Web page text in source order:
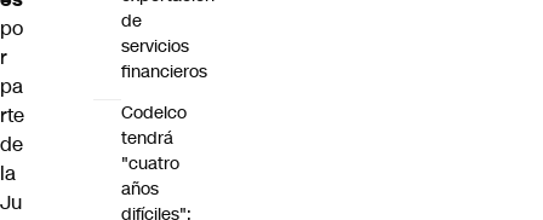
po
r
pa
rte
de
la
Ju
de
servicios
financieros
Codelco
tendrá
"cuatro
años
difíciles":